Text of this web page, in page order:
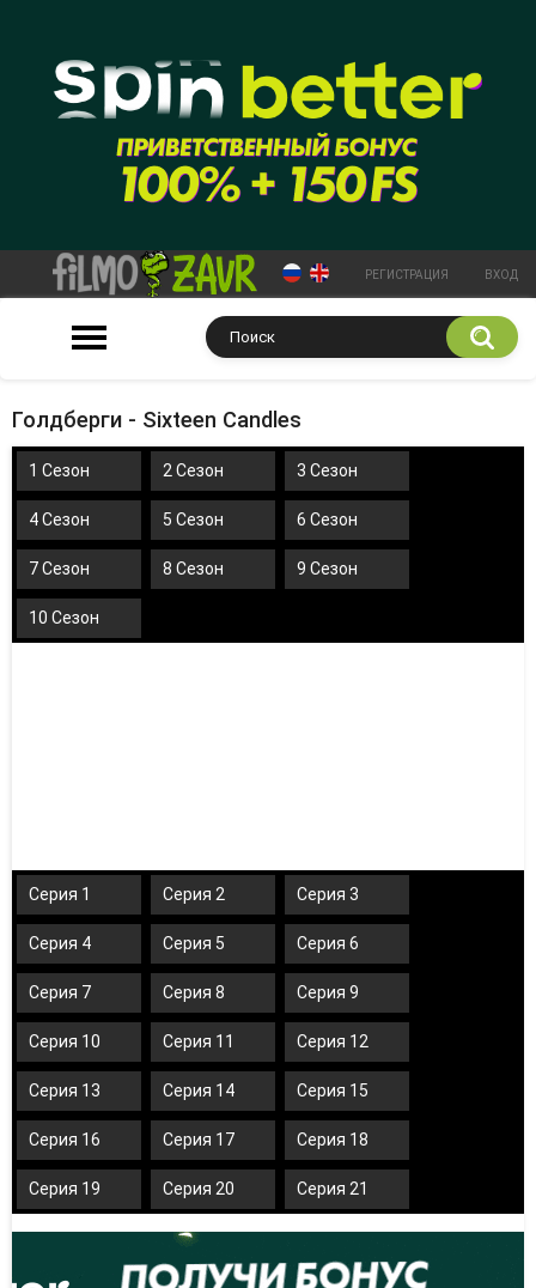
РЕГИСТРАЦИЯ ВХОД
Голдберги - Sixteen Candles
1 Сезон 2 Сезон 3 Сезон
4 Сезон 5 Сезон 6 Сезон
7 Сезон 8 Сезон 9 Сезон
10 Сезон
Серия 1 Серия 2 Серия 3
Серия 4 Серия 5 Серия 6
Серия 7 Серия 8 Серия 9
Серия 10 Серия 11 Серия 12
Серия 13 Серия 14 Серия 15
Серия 16 Серия 17 Серия 18
Серия 19 Серия 20 Серия 21